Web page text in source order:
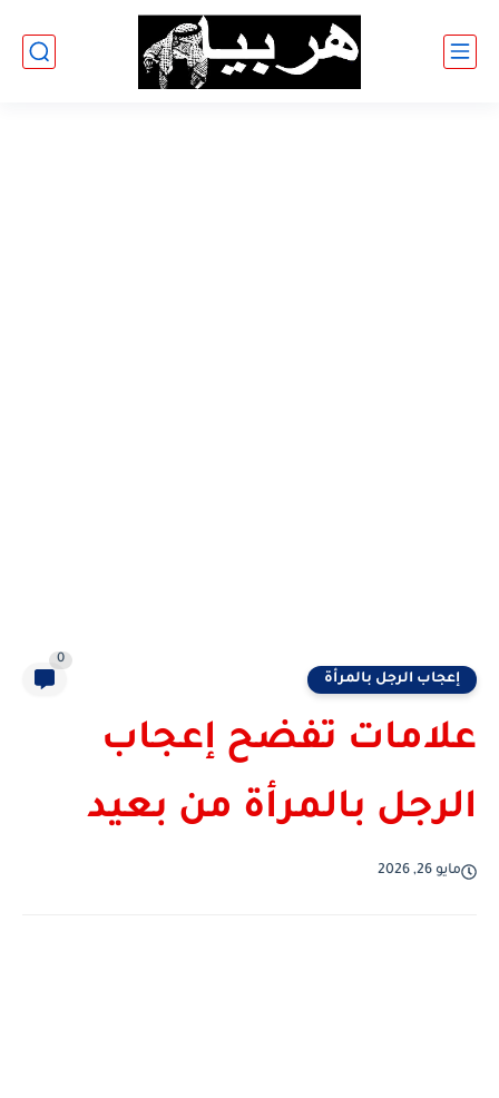
إعجاب الرجل بالمرأة
0
علامات تفضح إعجاب
الرجل بالمرأة من بعيد
مايو 26, 2026